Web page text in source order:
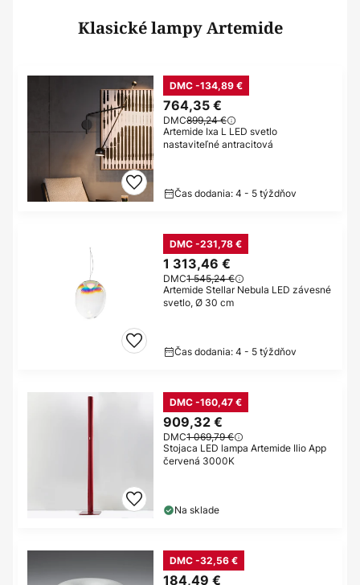
Klasické lampy Artemide
764,35 €
DMC899,24 €
DMC -134,89 €
Artemide Ixa L LED svetlo
nastaviteľné antracitová
Čas dodania: 4 - 5 týždňov
1 313,46 €
DMC1 545,24 €
DMC -231,78 €
Artemide Stellar Nebula LED závesné
svetlo, Ø 30 cm
Čas dodania: 4 - 5 týždňov
909,32 €
DMC1 069,79 €
DMC -160,47 €
Stojaca LED lampa Artemide Ilio App
červená 3000K
Na sklade
184,49 €
DMC -32,56 €